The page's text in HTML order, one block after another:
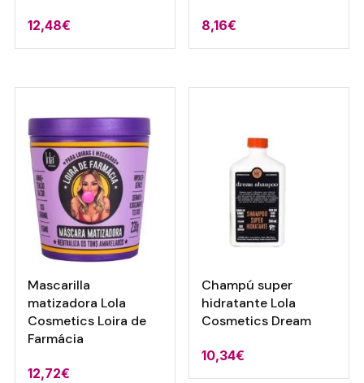
12,48€ 8,16€
Mascarilla
matizadora Lola
Cosmetics Loira de
Farmácia
12,72€
Champú super
hidratante Lola
Cosmetics Dream
10,34€